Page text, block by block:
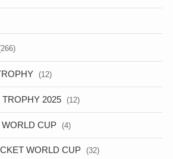
(12)
2025 (12)
CUP (4)
WORLD CUP (32)